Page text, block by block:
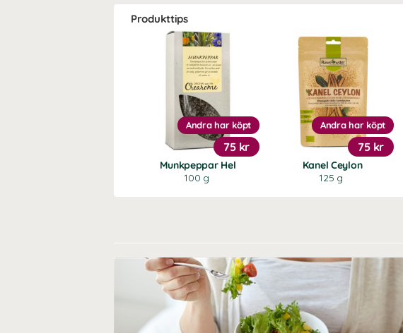
Produkttips
Munkpeppar Hel
100 g
Andra har köpt
75 kr
Kanel Ceylon
125 g
Andra har köpt
75 kr